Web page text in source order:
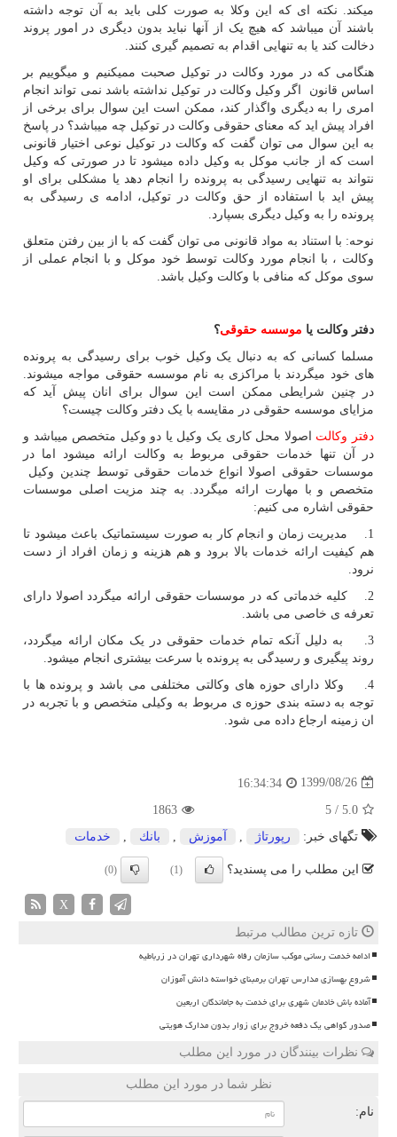
میکند. نکته ای که این وکلا به صورت کلی باید به آن توجه داشته
باشند آن میباشد که هیچ یک از آنها نباید بدون دیگری در امور پروند
دخالت کند یا به تنهایی اقدام به تصمیم گیری کنند.
هنگامی که در مورد وکالت در توکیل صحبت ممیکنیم و میگوییم بر
اساس قانون اگر وکیل وکالت در توکیل نداشته باشد نمی تواند انجام
امری را به دیگری واگذار کند، ممکن است این سوال برای برخی از
افراد پیش اید که معنای حقوقی وکالت در توکیل چه میباشد؟ در پاسخ
به این سوال می توان گفت که وکالت در توکیل نوعی اختیار قانونی
است که از جانب موکل به وکیل داده میشود تا در صورتی که وکیل
نتواند به تنهایی رسیدگی به پرونده را انجام دهد یا مشکلی برای او
پیش اید با استفاده از حق وکالت در توکیل، ادامه ی رسیدگی به
پرونده را به وکیل دیگری بسپارد.
نوحه: با استناد به مواد قانونی می توان گفت که با از بین رفتن متعلق
وکالت ، با انجام مورد وکالت توسط خود موکل و با انجام عملی از
سوی موکل که منافی با وکالت وکیل باشد.
دفتر وکالت یا موسسه حقوقی؟
مسلما کسانی که به دنبال یک وکیل خوب برای رسیدگی به پرونده
های خود میگردند با مراکزی به نام موسسه حقوقی مواجه میشوند.
در چنین شرایطی ممکن است این سوال برای انان پیش آید که
مزایای موسسه حقوقی در مقایسه با یک دفتر وکالت چیست؟
دفتر وکالت اصولا محل کاری یک وکیل یا دو وکیل متخصص میباشد و
در آن تنها خدمات حقوقی مربوط به وکالت ارائه میشود اما در
موسسات حقوقی اصولا انواع خدمات حقوقی توسط چندین وکیل
متخصص و با مهارت ارائه میگردد. به چند مزیت اصلی موسسات
حقوقی اشاره می کنیم:
1. مدیریت زمان و انجام کار به صورت سیستماتیک باعث میشود تا
هم کیفیت ارائه خدمات بالا برود و هم هزینه و زمان افراد از دست
نرود.
2. کلیه خدماتی که در موسسات حقوقی ارائه میگردد اصولا دارای
تعرفه ی خاصی می باشد.
3. به دلیل آنکه تمام خدمات حقوقی در یک مکان ارائه میگردد،
روند پیگیری و رسیدگی به پرونده با سرعت بیشتری انجام میشود.
4. وکلا دارای حوزه های وکالتی مختلفی می باشد و پرونده ها با
توجه به دسته بندی حوزه ی مربوط به وکیلی متخصص و با تجربه در
ان زمینه ارجاع داده می شود.
1399/08/26
16:34:34
5.0
/
5
1863
تگهای خبر:
رپورتاژ آموزش بانك خدمات
این مطلب را می پسندید؟ (1)
(0)
X
تازه ترین مطالب مرتبط
ادامه خدمت رسانی موکب سازمان رفاه شهرداری تهران در زرباطیه
شروع بهسازی مدارس تهران برمبنای خواسته دانش آموزان
آماده باش خادمان شهری برای خدمت به جاماندگان اربعین
صدور گواهی یک دفعه خروج برای زوار بدون مدارک هویتی
نظرات بینندگان در مورد این مطلب
نظر شما در مورد این مطلب
نام: